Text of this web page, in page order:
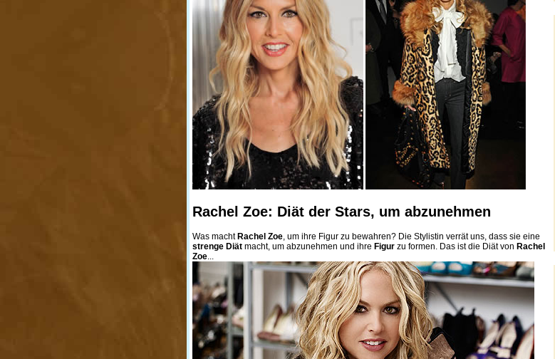
Rachel Zoe: Diät der Stars, um abzunehmen
Was macht Rachel Zoe, um ihre Figur zu bewahren? Die Stylistin verrät uns, dass sie eine
strenge Diät macht, um abzunehmen und ihre Figur zu formen. Das ist die Diät von Rachel
Zoe...